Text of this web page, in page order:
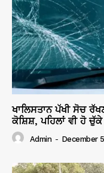
ਖਾਲਿਸਤਾਨ ਪੱਖੀ ਸੋਚ
ਕੋਸ਼ਿਸ਼, ਪਹਿਲਾਂ ਵੀ ਹੋ
Admin - December